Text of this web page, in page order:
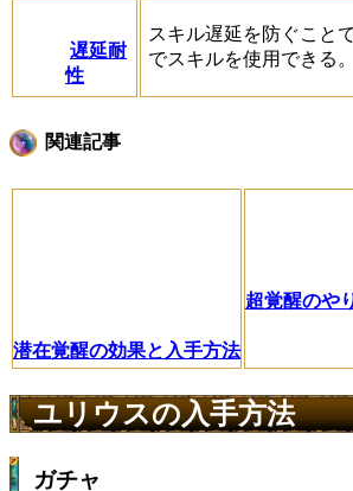
遅延耐
性
スキル遅延を防ぐこと
でスキルを使用できる。
関連記事
潜在覚醒の効果と入手方法
超覚醒のや
ユリウスの入手方法
ガチャ